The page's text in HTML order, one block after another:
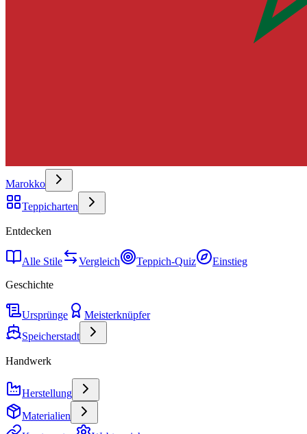
Marokko
Teppicharten
Entdecken
Alle Stile Vergleich Teppich-Quiz
Einstieg
Geschichte
Ursprünge
Meisterknüpfer
Speicherstadt
Handwerk
Herstellung
Materialien